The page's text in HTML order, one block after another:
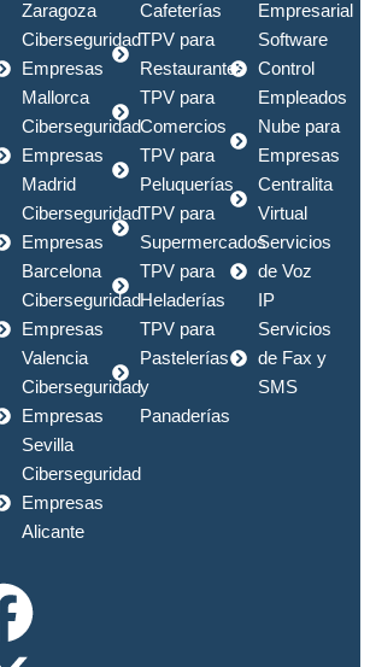
Zaragoza
Ciberseguridad
Empresas
Mallorca
Ciberseguridad
Empresas
Madrid
Ciberseguridad
Empresas
Barcelona
Ciberseguridad
Empresas
Valencia
Ciberseguridad
Empresas
Sevilla
Ciberseguridad
Empresas
Alicante
Cafeterías
TPV para
Restaurantes
TPV para
Comercios
TPV para
Peluquerías
TPV para
Supermercados
TPV para
Heladerías
TPV para
Pastelerías
y
Panaderías
Empresarial
Software
Control
Empleados
Nube para
Empresas
Centralita
Virtual
Servicios
de Voz
IP
Servicios
de Fax y
SMS
F
X
L
I